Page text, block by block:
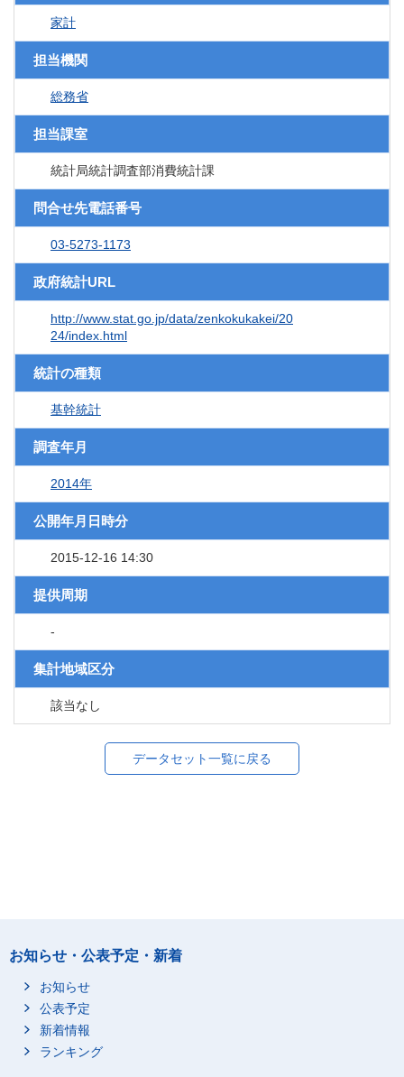
家計
担当機関
総務省
担当課室
統計局統計調査部消費統計課
問合せ先電話番号
03-5273-1173
政府統計URL
http://www.stat.go.jp/data/zenkokukakei/20
24/index.html
統計の種類
基幹統計
調査年月
2014年
公開年月日時分
2015-12-16 14:30
提供周期
-
集計地域区分
該当なし
データセット一覧に戻る
お知らせ・公表予定・新着
お知らせ
公表予定
新着情報
ランキング